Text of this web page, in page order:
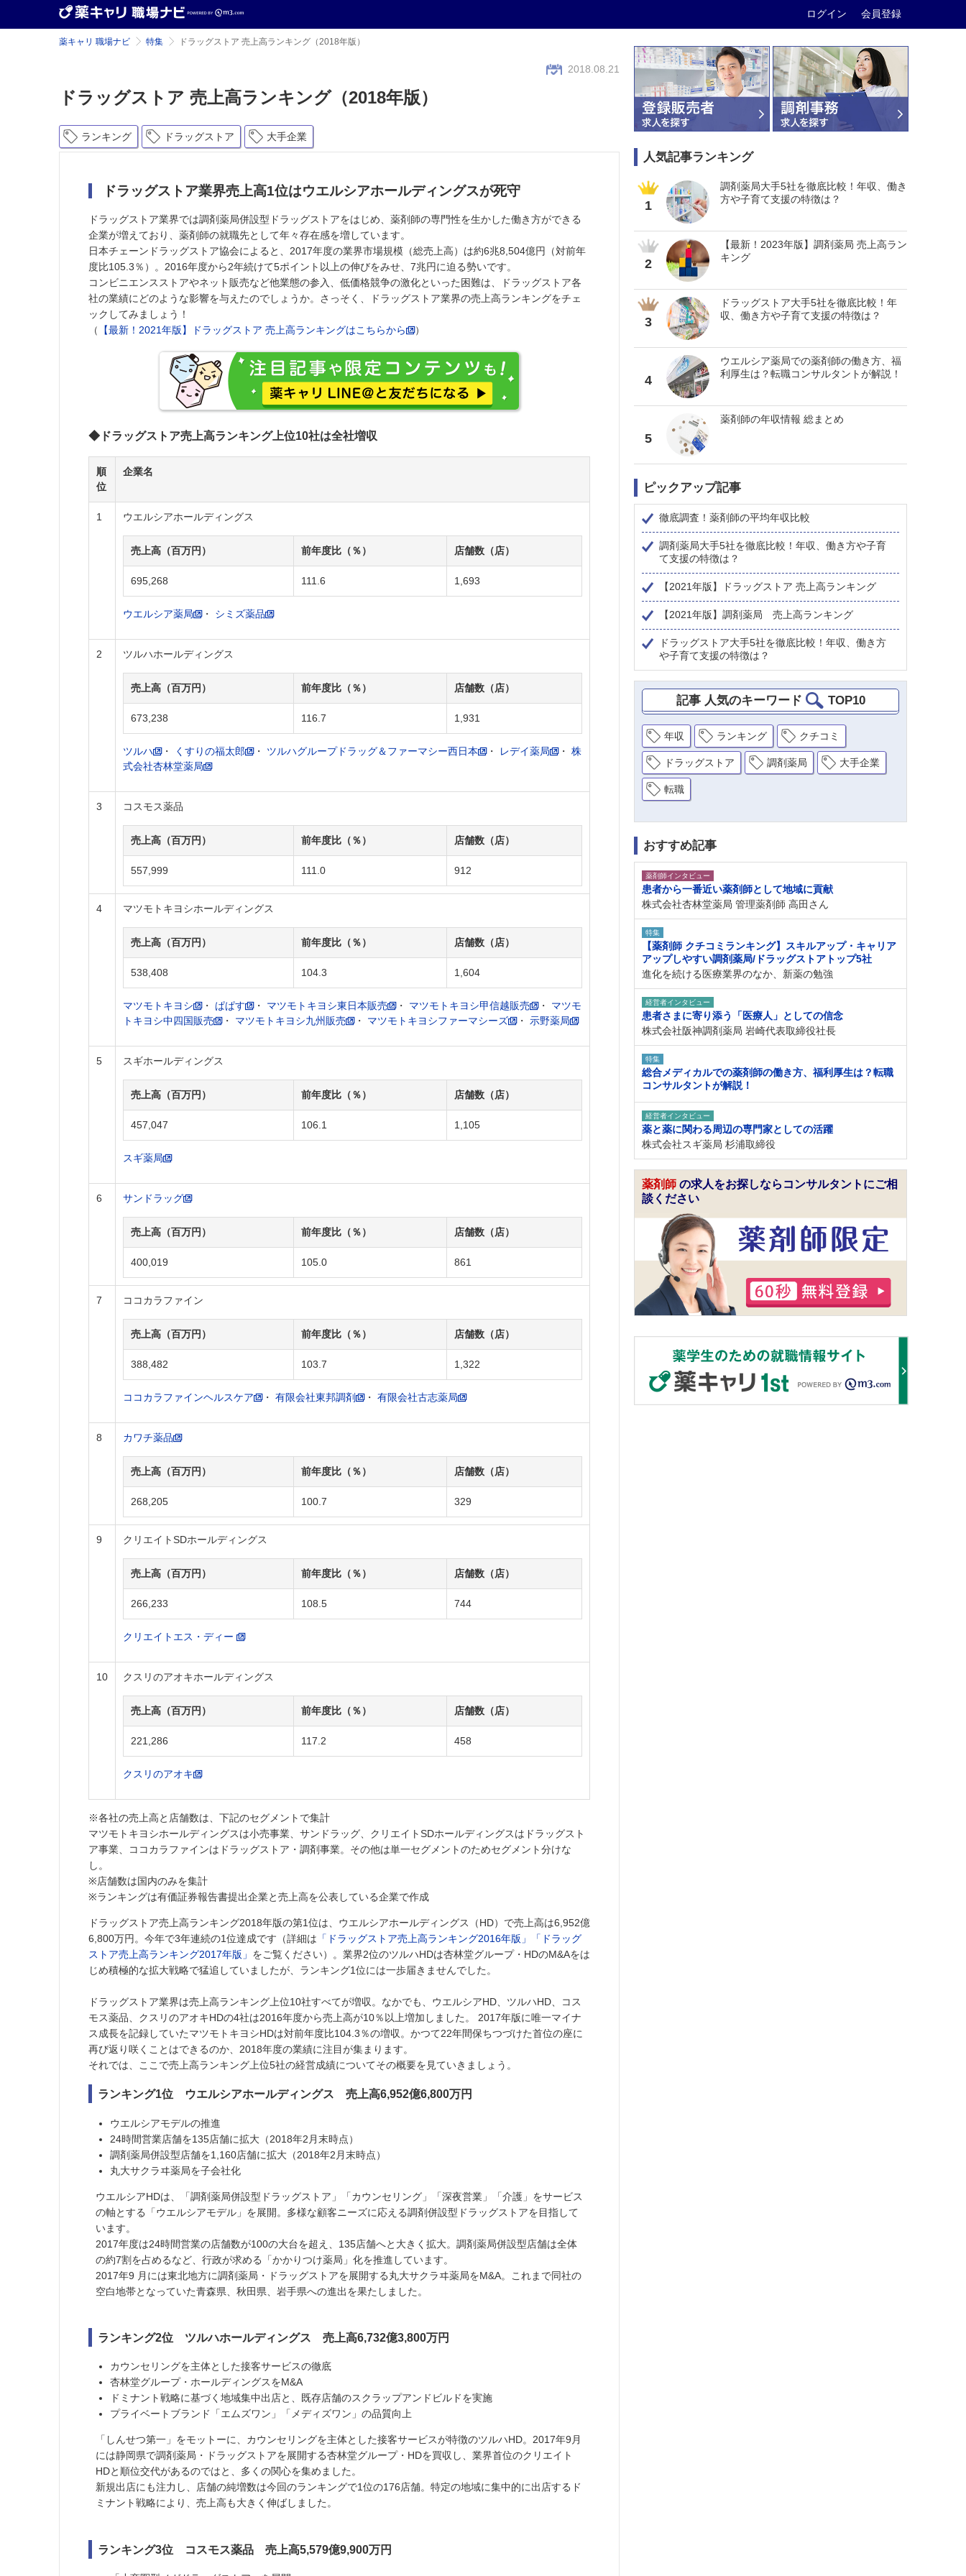
ログイン 会員登録
薬キャリ 職場ナビ 特集 ドラッグストア 売上高ランキング（2018年版）
2018.08.21
ドラッグストア 売上高ランキング（2018年版）
ランキング ドラッグストア 大手企業
ドラッグストア業界売上高1位はウエルシアホールディングスが死守
ドラッグストア業界では調剤薬局併設型ドラッグストアをはじめ、薬剤師の専門性を生かした働き方ができる
企業が増えており、薬剤師の就職先として年々存在感を増しています。
日本チェーンドラッグストア協会によると、2017年度の業界市場規模（総売上高）は約6兆8,504億円（対前年
度比105.3％）。2016年度から2年続けて5ポイント以上の伸びをみせ、7兆円に迫る勢いです。
コンビニエンスストアやネット販売など他業態の参入、低価格競争の激化といった困難は、ドラッグストア各
社の業績にどのような影響を与えたのでしょうか。さっそく、ドラッグストア業界の売上高ランキングをチェ
ックしてみましょう！
（
【最新！2021年版】ドラッグストア 売上高ランキングはこちらから ）
◆ドラッグストア売上高ランキング上位10社は全社増収
順
位
企業名
1 ウエルシアホールディングス
売上高（百万円） 前年度比（％） 店舗数（店）
695,268 111.6 1,693
ウエルシア薬局 ・ シミズ薬品
2 ツルハホールディングス
売上高（百万円） 前年度比（％） 店舗数（店）
673,238 116.7 1,931
ツルハ ・ くすりの福太郎 ・ ツルハグループドラッグ＆ファーマシー西日本 ・ レデイ薬局 ・ 株
式会社杏林堂薬局
3 コスモス薬品
売上高（百万円） 前年度比（％） 店舗数（店）
557,999 111.0 912
4 マツモトキヨシホールディングス
売上高（百万円） 前年度比（％） 店舗数（店）
538,408 104.3 1,604
マツモトキヨシ ・ ぱぱす ・ マツモトキヨシ東日本販売 ・ マツモトキヨシ甲信越販売 ・ マツモ
トキヨシ中四国販売
・ マツモトキヨシ九州販売 ・ マツモトキヨシファーマシーズ ・ 示野薬局
5 スギホールディングス
売上高（百万円） 前年度比（％） 店舗数（店）
457,047 106.1 1,105
スギ薬局
6 サンドラッグ
売上高（百万円） 前年度比（％） 店舗数（店）
400,019 105.0 861
7 ココカラファイン
売上高（百万円） 前年度比（％） 店舗数（店）
388,482 103.7 1,322
ココカラファインヘルスケア ・ 有限会社東邦調剤 ・ 有限会社古志薬局
8 カワチ薬品
売上高（百万円） 前年度比（％） 店舗数（店）
268,205 100.7 329
9 クリエイトSDホールディングス
売上高（百万円） 前年度比（％） 店舗数（店）
266,233 108.5 744
クリエイトエス・ディー
10 クスリのアオキホールディングス
売上高（百万円） 前年度比（％） 店舗数（店）
221,286 117.2 458
クスリのアオキ
※各社の売上高と店舗数は、下記のセグメントで集計
マツモトキヨシホールディングスは小売事業、サンドラッグ、クリエイトSDホールディングスはドラッグスト
ア事業、ココカラファインはドラッグストア・調剤事業。その他は単一セグメントのためセグメント分けな
し。
※店舗数は国内のみを集計
※ランキングは有価証券報告書提出企業と売上高を公表している企業で作成
ドラッグストア売上高ランキング2018年版の第1位は、ウエルシアホールディングス（HD）で売上高は6,952億
6,800万円。今年で3年連続の1位達成です（詳細は 「ドラッグストア売上高ランキング2016年版」
「ドラッグ
ストア売上高ランキング2017年版」 をご覧ください）。業界2位のツルハHDは杏林堂グループ・HDのM&Aをは
じめ積極的な拡大戦略で猛追していましたが、ランキング1位には一歩届きませんでした。
ドラッグストア業界は売上高ランキング上位10社すべてが増収。なかでも、ウエルシアHD、ツルハHD、コス
モス薬品、クスリのアオキHDの4社は2016年度から売上高が10％以上増加しました。 2017年版に唯一マイナ
ス成長を記録していたマツモトキヨシHDは対前年度比104.3％の増収。かつて22年間保ちつづけた首位の座に
再び返り咲くことはできるのか、2018年度の業績に注目が集まります。
それでは、ここで売上高ランキング上位5社の経営成績についてその概要を見ていきましょう。
ランキング1位 ウエルシアホールディングス 売上高6,952億6,800万円
ウエルシアモデルの推進
24時間営業店舗を135店舗に拡大（2018年2月末時点）
調剤薬局併設型店舗を1,160店舗に拡大（2018年2月末時点）
丸大サクラヰ薬局を子会社化
ウエルシアHDは、「調剤薬局併設型ドラッグストア」「カウンセリング」「深夜営業」「介護」をサービス
の軸とする「ウエルシアモデル」を展開。多様な顧客ニーズに応える調剤併設型ドラッグストアを目指して
います。
2017年度は24時間営業の店舗数が100の大台を超え、135店舗へと大きく拡大。調剤薬局併設型店舗は全体
の約7割を占めるなど、行政が求める「かかりつけ薬局」化を推進しています。
2017年9 月には東北地方に調剤薬局・ドラッグストアを展開する丸大サクラヰ薬局をM&A。これまで同社の
空白地帯となっていた青森県、秋田県、岩手県への進出を果たしました。
ランキング2位 ツルハホールディングス 売上高6,732億3,800万円
カウンセリングを主体とした接客サービスの徹底
杏林堂グループ・ホールディングスをM&A
ドミナント戦略に基づく地域集中出店と、既存店舗のスクラップアンドビルドを実施
プライベートブランド「エムズワン」「メディズワン」の品質向上
「しんせつ第一」をモットーに、カウンセリングを主体とした接客サービスが特徴のツルハHD。2017年9月
には静岡県で調剤薬局・ドラッグストアを展開する杏林堂グループ・HDを買収し、業界首位のクリエイト
HDと順位交代があるのではと、多くの関心を集めました。
新規出店にも注力し、店舗の純増数は今回のランキングで1位の176店舗。特定の地域に集中的に出店するド
ミナント戦略により、売上高も大きく伸ばしました。
ランキング3位 コスモス薬品 売上高5,579億9,900万円
人気記事ランキング
1
調剤薬局大手5社を徹底比較！年収、働き
方や子育て支援の特徴は？
2
【最新！2023年版】調剤薬局 売上高ラン
キング
3
ドラッグストア大手5社を徹底比較！年
収、働き方や子育て支援の特徴は？
4
ウエルシア薬局での薬剤師の働き方、福
利厚生は？転職コンサルタントが解説！
5
薬剤師の年収情報 総まとめ
ピックアップ記事
徹底調査！薬剤師の平均年収比較
調剤薬局大手5社を徹底比較！年収、働き方や子育
て支援の特徴は？
【2021年版】ドラッグストア 売上高ランキング
【2021年版】調剤薬局 売上高ランキング
ドラッグストア大手5社を徹底比較！年収、働き方
や子育て支援の特徴は？
記事 人気のキーワード TOP10
年収 ランキング クチコミ
ドラッグストア 調剤薬局 大手企業
転職
おすすめ記事
薬剤師インタビュー
患者から一番近い薬剤師として地域に貢献
株式会社杏林堂薬局 管理薬剤師 高田さん
特集
【薬剤師 クチコミランキング】スキルアップ・キャリア
アップしやすい調剤薬局/ドラッグストアトップ5社
進化を続ける医療業界のなか、新薬の勉強
経営者インタビュー
患者さまに寄り添う「医療人」としての信念
株式会社阪神調剤薬局 岩崎代表取締役社長
特集
総合メディカルでの薬剤師の働き方、福利厚生は？転職
コンサルタントが解説！
経営者インタビュー
薬と薬に関わる周辺の専門家としての活躍
株式会社スギ薬局 杉浦取締役
薬剤師 の求人をお探しならコンサルタントにご相
談ください